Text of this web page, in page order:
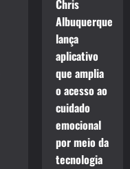
Chris
Albuquerque
lança
aplicativo
que amplia
o acesso ao
cuidado
emocional
por meio da
tecnologia